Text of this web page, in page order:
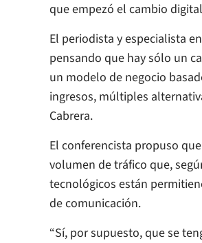
que empezó el cambio
El periodista y especialista
pensando que hay sólo un
un modelo de negocio
ingresos, múltiples
Cabrera.
El conferencista propuso
volumen de tráfico que,
tecnológicos están
de comunicación.
“Sí, por supuesto, que se